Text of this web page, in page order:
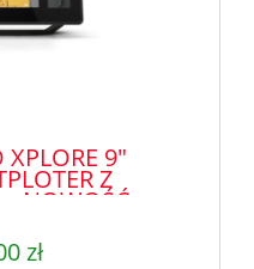
9"
Z
NOWOŚĆ
zł